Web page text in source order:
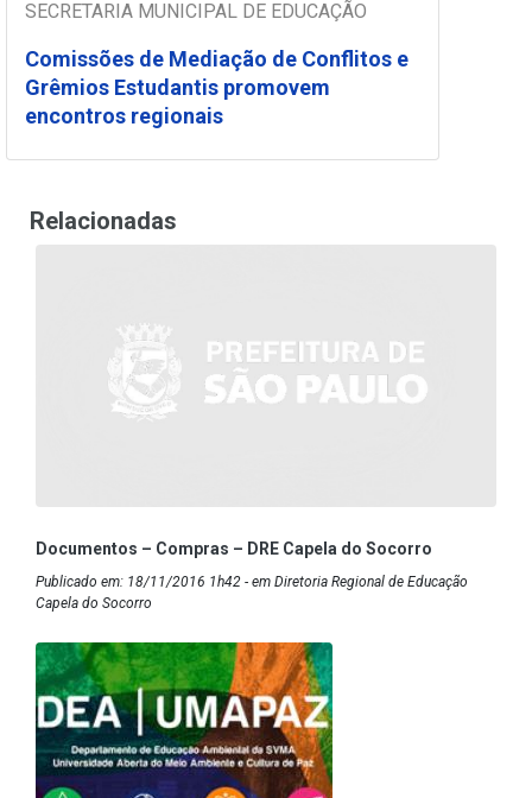
SECRETARIA MUNICIPAL DE EDUCAÇÃO
Comissões de Mediação de Conflitos e
Grêmios Estudantis promovem
encontros regionais
Relacionadas
Documentos – Compras – DRE Capela do Socorro
Publicado em: 18/11/2016 1h42 - em Diretoria Regional de Educação
Capela do Socorro